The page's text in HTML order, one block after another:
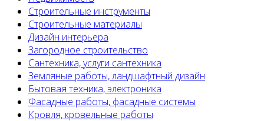
Строительные инструменты
Строительные материалы
Дизайн интерьера
Загородное строительство
Сантехника, услуги сантехника
Земляные работы, ландшафтный дизайн
Бытовая техника, электроника
Фасадные работы, фасадные системы
Кровля, кровельные работы